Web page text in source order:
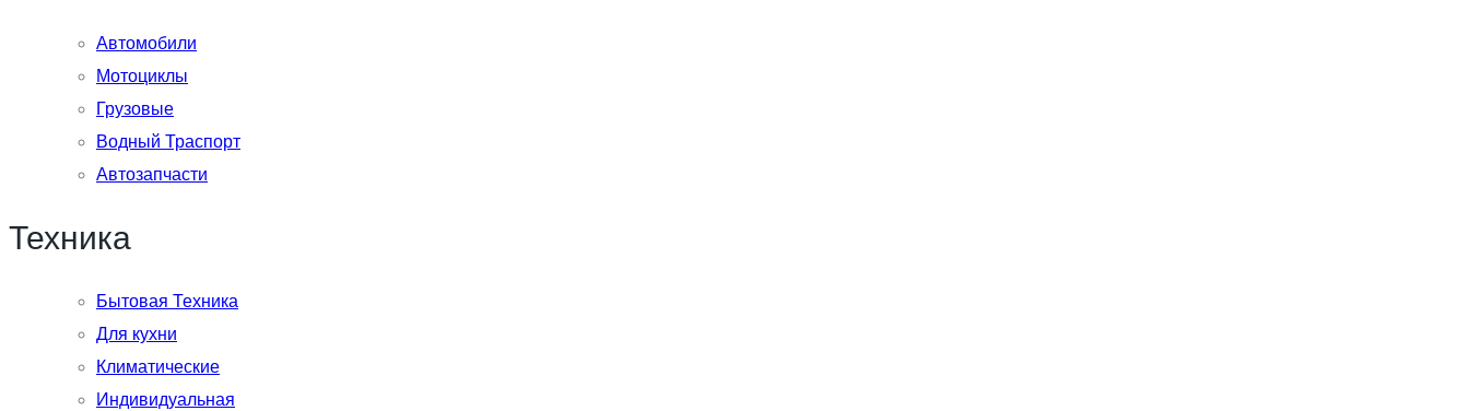
Автомобили
Мотоциклы
Грузовые
Водный Траспорт
Автозапчасти
Техника
Бытовая Техника
Для кухни
Климатические
Индивидуальная